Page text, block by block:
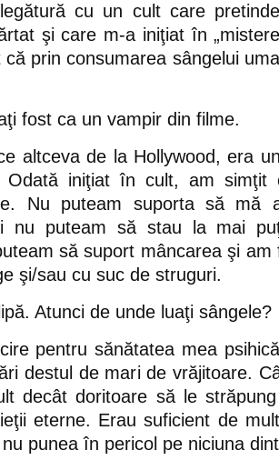
cu un cult care
şi care m-a iniţiat în
prin consumarea sângelui
fost ca un vampir din filme.
altceva de la Hollywood, era
Odată iniţiat în cult, am simţit
Nu puteam suporta să mă
nu puteam să stau la mai
să suport mâncarea şi
şi/sau cu suc de struguri.
Atunci de unde luaţi sângele?
pentru sănătatea mea
destul de mari de vrăjitoare.
decât doritoare să le
eterne. Erau suficient de
punea în pericol pe niciuna